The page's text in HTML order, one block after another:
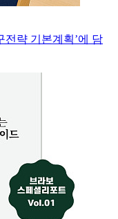
전략 기본계획’에 담